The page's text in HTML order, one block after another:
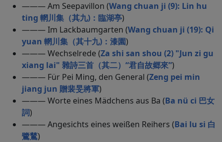
——— Am Seepavillon (Wang chuan ji (9): Lin hu
ting 輞川集（其九)：臨湖亭)
——— Im Lackbaumgarten (Wang chuan ji (19): Qi
yuan 輞川集（其十九)：漆園)
——— Wechselrede (Za shi san shou (2) "Jun zi gu
xiang lai" 雜詩三首（其二）“君自故郷來”)
——— Für Pei Ming, den General (Zeng pei min
jiang jun 贈裴旻將軍)
——— Worte eines Mädchens aus Ba (Ba nü ci 巴女
詞)
——— Angesichts eines weißen Reihers (Bai lu si 白
鷺鶿)